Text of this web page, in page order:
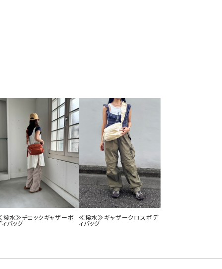
水≫チェックギャザーボ
ィバッグ
≪撥水≫ギャザークロスボデ
ィバッグ